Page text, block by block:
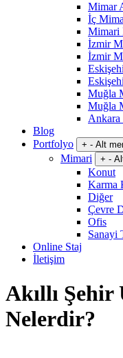
Mimar
İç
Mimari
İzmir
İzmir
Muğla
Muğla
Ankara
Blog
Portfolyo
+ - Alt
Mimari + -
Konut
Karma
Diğer
Çevre
Ofis
Sanayi
Online Staj
İletişim
Akıllı Şehir
Nelerdir?